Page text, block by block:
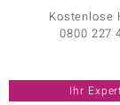
Kostenlose
0800 227
Ihr